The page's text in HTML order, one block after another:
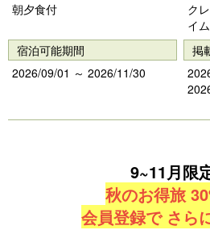
朝夕食付
ク
イ
宿泊可能期間
2026/09/01 ～ 2026/11/30
掲
9~11月限
秋のお得旅
会員登録で さら